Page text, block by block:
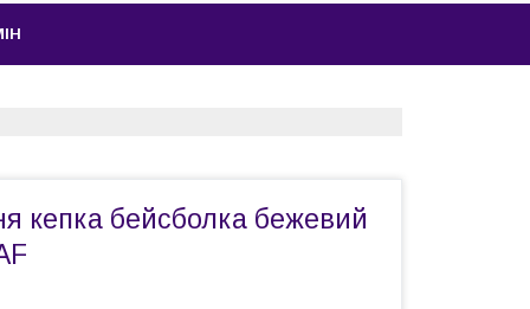
кепка бейсболка бежевий